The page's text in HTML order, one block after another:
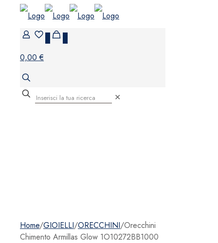
0,00 €
✕
Home/GIOIELLI/ORECCHINI/Orecchini
Chimento Armillas Glow 1O10272BB1000